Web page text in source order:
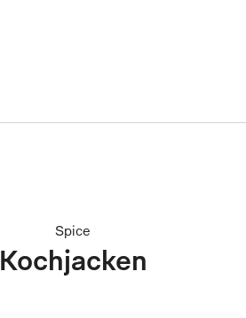
Kochjacken
Spice